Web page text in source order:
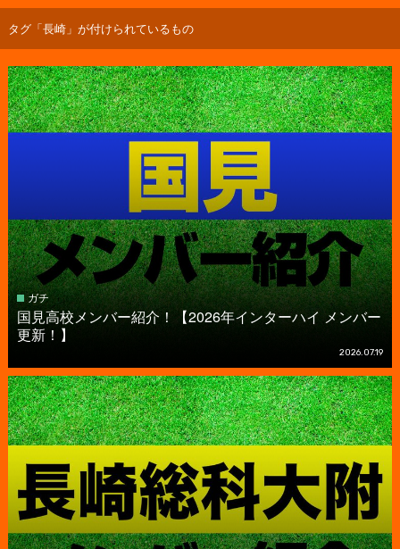
タグ「長崎」が付けられているもの
ガチ
国見高校メンバー紹介！【2026年インターハイ メンバー
更新！】
2026.07.19